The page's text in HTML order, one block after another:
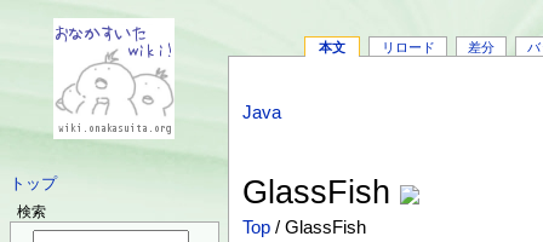
トップ
検索
本文 リロード 差分 バ
Java
GlassFish
Top / GlassFish